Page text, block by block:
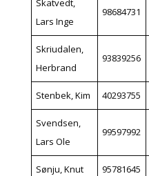
Skatvedt,
Lars Inge
98684731
Skriudalen,
Herbrand
93839256
Stenbek, Kim 40293755
Svendsen,
Lars Ole
99597992
Sønju, Knut 95781645